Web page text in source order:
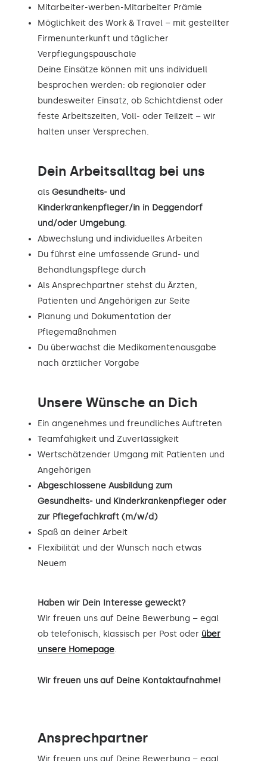
Mitarbeiter-werben-Mitarbeiter Prämie
Möglichkeit des Work & Travel – mit gestellter
Firmenunterkunft und täglicher
Verpflegungspauschale
Deine Einsätze können mit uns individuell
besprochen werden: ob regionaler oder
bundesweiter Einsatz, ob Schichtdienst oder
feste Arbeitszeiten, Voll- oder Teilzeit – wir
halten unser Versprechen.
Dein Arbeitsalltag bei uns
als Gesundheits- und
Kinderkrankenpfleger/in in Deggendorf
und/oder Umgebung.
Abwechslung und individuelles Arbeiten
Du führst eine umfassende Grund- und
Behandlungspflege durch
Als Ansprechpartner stehst du Ärzten,
Patienten und Angehörigen zur Seite
Planung und Dokumentation der
Pflegemaßnahmen
Du überwachst die Medikamentenausgabe
nach ärztlicher Vorgabe
Unsere Wünsche an Dich
Ein angenehmes und freundliches Auftreten
Teamfähigkeit und Zuverlässigkeit
Wertschätzender Umgang mit Patienten und
Angehörigen
Abgeschlossene Ausbildung zum
Gesundheits- und Kinderkrankenpfleger oder
zur Pflegefachkraft (m/w/d)
Spaß an deiner Arbeit
Flexibilität und der Wunsch nach etwas
Neuem
Haben wir Dein Interesse geweckt?
Wir freuen uns auf Deine Bewerbung – egal
ob telefonisch, klassisch per Post oder über
unsere Homepage.
Wir freuen uns auf Deine Kontaktaufnahme!
Ansprechpartner
Wir freuen uns auf Deine Bewerbung – egal